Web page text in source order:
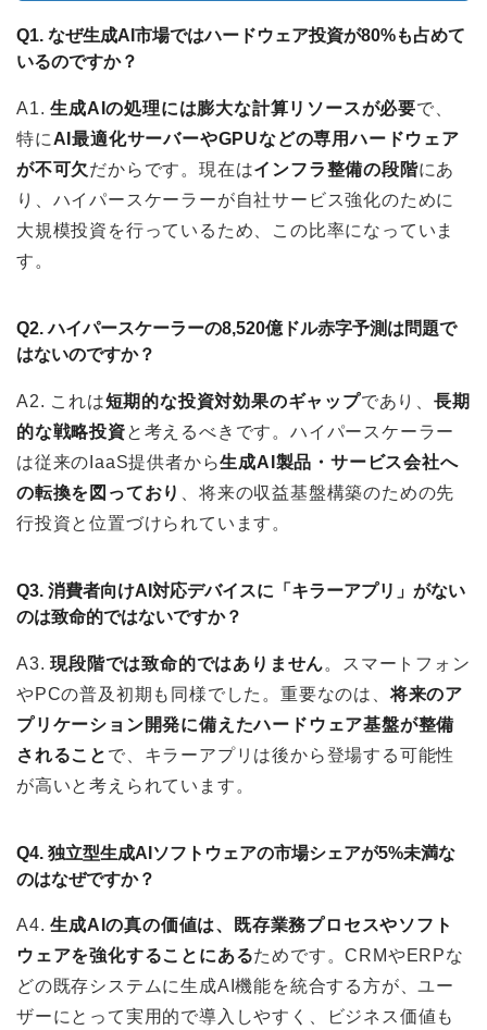
Q1. なぜ生成AI市場ではハードウェア投資が80%も占めて
いるのですか？
A1.生成AIの処理には膨大な計算リソースが必要で、
特に AI最適化サーバーやGPUなどの専用ハードウェア
が不可欠だからです。現在はインフラ整備の段階にあ
り、ハイパースケーラーが自社サービス強化のために
大規模投資を行っているため、この比率になっていま
す。
Q2. ハイパースケーラーの8,520億ドル赤字予測は問題で
はないのですか？
A2. これは短期的な投資対効果のギャップであり、長期
的な戦略投資と考えるべきです。ハイパースケーラー
は従来のIaaS提供者から生成AI製品・サービス会社へ
の転換を図っており
、将来の収益基盤構築のための先
行投資と位置づけられています。
Q3. 消費者向けAI対応デバイスに「キラーアプリ」がない
のは致命的ではないですか？
A3.現段階では致命的ではありません。スマートフォン
やPCの普及初期も同様でした。重要なのは、将来のア
プリケーション開発に備えたハードウェア基盤が整備
されること で、キラーアプリは後から登場する可能性
が高いと考えられています。
Q4. 独立型生成AIソフトウェアの市場シェアが5%未満な
のはなぜですか？
A4.生成AIの真の価値は、既存業務プロセスやソフト
ウェアを強化することにあるためです。CRMやERPな
どの既存システムに生成AI機能を統合する方が、ユー
ザーにとって実用的で導入しやすく、ビジネス価値も